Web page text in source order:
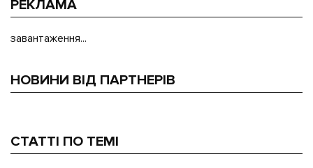
РЕКЛАМА
завантаження...
НОВИНИ ВІД ПАРТНЕРІВ
СТАТТІ ПО ТЕМІ